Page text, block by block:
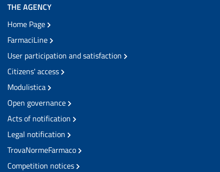
THE AGENCY
Home Page
FarmaciLine
User participation and satisfaction
Citizens' access
Modulistica
Open governance
Acts of notification
Legal notification
TrovaNormeFarmaco
Competition notices